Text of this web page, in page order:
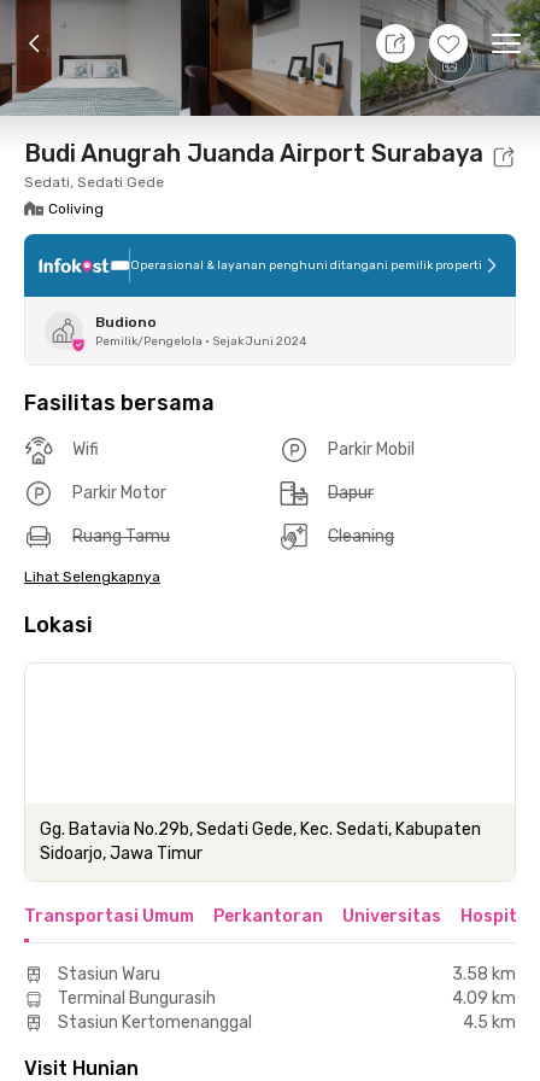
+12
10 Agt 26 - Belum tahu
Foto Fasilitas bersama Lokasi Kamar
Budi Anugrah Juanda Airport Surabaya
Sedati, Sedati Gede
Coliving
Operasional & layanan penghuni ditangani pemilik properti
Budiono
Pemilik/Pengelola • Sejak Juni 2024
Fasilitas bersama
Wifi Parkir Mobil
Parkir Motor Dapur
Ruang Tamu Cleaning
Lihat Selengkapnya
Lokasi
Gg. Batavia No.29b, Sedati Gede, Kec. Sedati, Kabupaten
Sidoarjo, Jawa Timur
Transportasi Umum Perkantoran Universitas Hospital
Stasiun Waru
3.58 km
Terminal Bungurasih
4.09 km
Stasiun Kertomenanggal
4.5 km
Visit Hunian